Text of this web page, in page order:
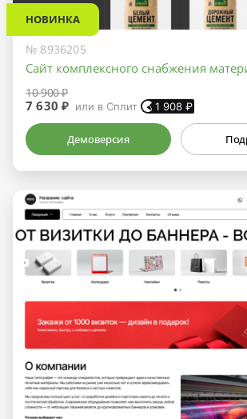
НОВИНКА
№ 8936205
Сайт комплексного снабжения
10 900 ₽
7 630 ₽ или в Сплит 1 908 ₽
Демоверсия